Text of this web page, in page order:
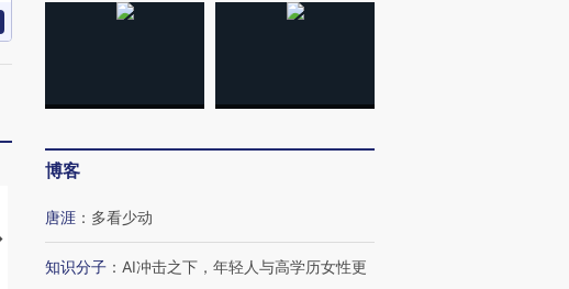
马航飞行员跨国走私7万
粒摇头丸 尿检体内含3种
泽连斯基密集出访美英 索
要防空导弹“救急”
秘鲁纳斯卡观光飞机坠毁
13人遇难
博客
唐涯 ： 多看少动
知识分子 ： AI冲击之下，年轻人与高学历女性更